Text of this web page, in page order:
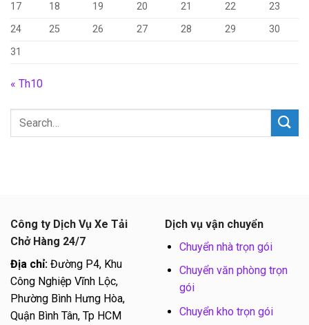
17
18 19 20 21 22
23
24
25 26 27 28 29
30
31
« Th10
Công ty Dịch Vụ Xe Tải
Chở Hàng 24/7
Địa chỉ: Đường P4, Khu
Công Nghiệp Vĩnh Lộc,
Phường Bình Hưng Hòa,
Quận Bình Tân, Tp HCM
Dịch vụ vận chuyển
Chuyển nhà trọn gói
Chuyển văn phòng trọn
gói
Chuyển kho trọn gói